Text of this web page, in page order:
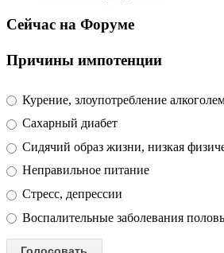
Сейчас на Форуме
Причины импотенции
Курение, злоупотребление
Сахарный диабет
Сидячий образ жизни, низкая
Неправильное питание
Стресс, депрессии
Воспалительные заболевания